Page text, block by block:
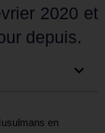
2020 et
depuis.
en